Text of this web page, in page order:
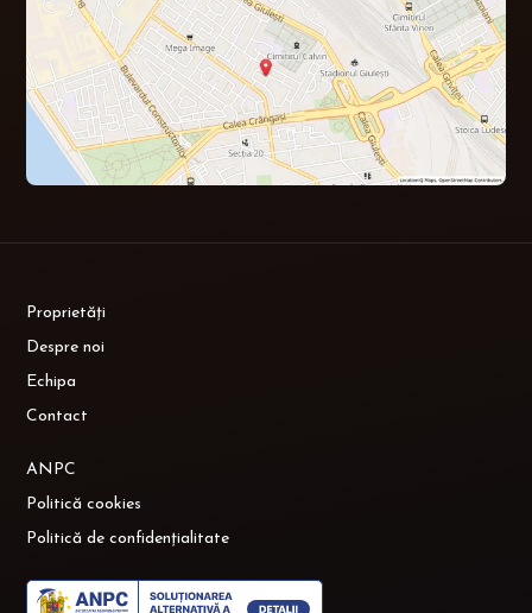
Proprietăți
Despre noi
Echipa
Contact
ANPC
Politică cookies
Politică de confidențialitate